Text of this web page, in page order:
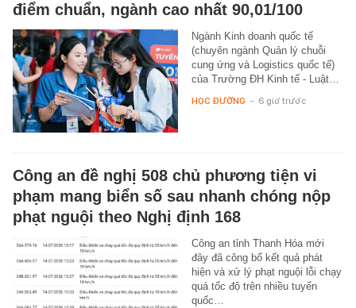
điểm chuẩn, ngành cao nhất 90,01/100
Ngành Kinh doanh quốc tế
(chuyên ngành Quản lý chuỗi
cung ứng và Logistics quốc tế)
của Trường ĐH Kinh tế - Luật…
HỌC ĐƯỜNG - 6 giờ trước
Công an đề nghị 508 chủ phương tiện vi
phạm mang biển số sau nhanh chóng nộp
phạt nguội theo Nghị định 168
Công an tỉnh Thanh Hóa mới
đây đã công bố kết quả phát
hiện và xử lý phạt nguội lỗi chạy
quá tốc độ trên nhiều tuyến
quốc…